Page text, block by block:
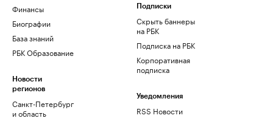
Финансы
Биографии
База знаний
РБК Образование
Новости
регионов
Санкт-Петербург
и область
Подписки
Скрыть баннеры
на РБК
Подписка на РБК
Корпоративная
подписка
Уведомления
RSS Новости